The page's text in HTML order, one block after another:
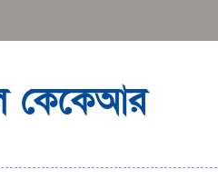
কেকেআর